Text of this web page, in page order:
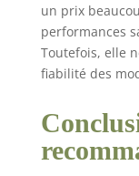
un prix
performances
Toutefois, elle
fiabilité des